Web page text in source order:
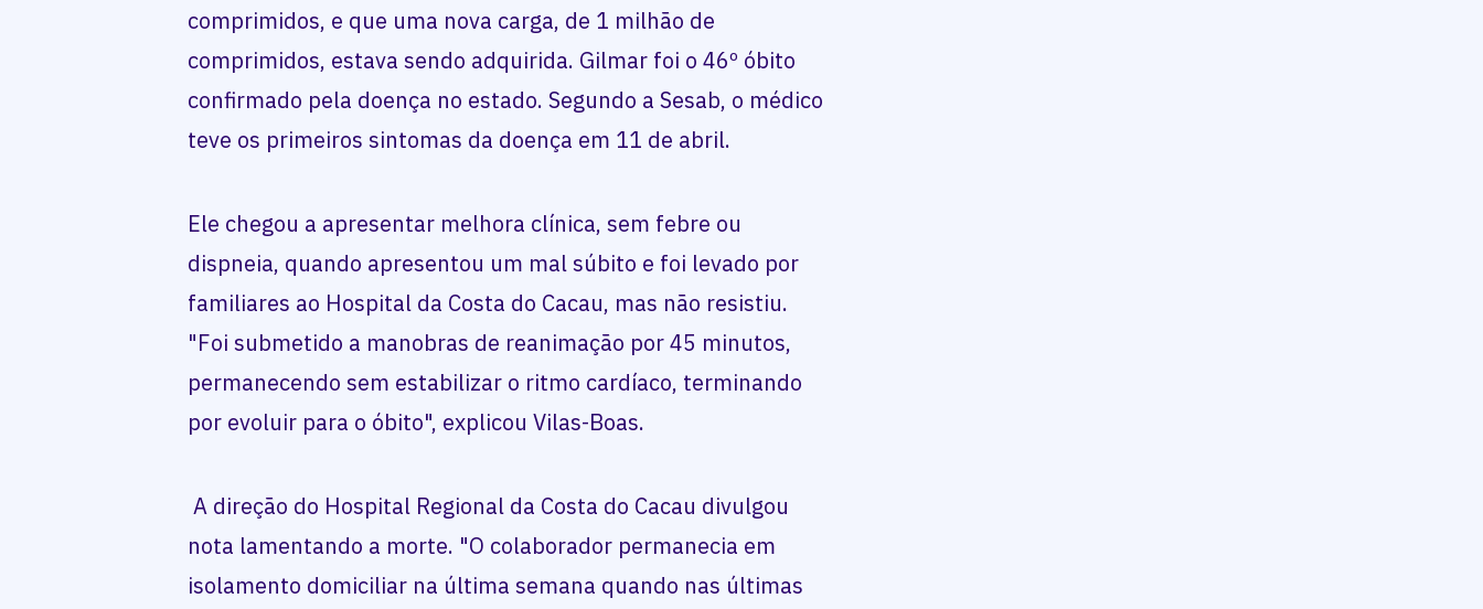
comprimidos, e que uma nova carga, de 1 milhão de
comprimidos, estava sendo adquirida. Gilmar foi o 46º óbito
confirmado pela doença no estado. Segundo a Sesab, o médico
teve os primeiros sintomas da doença em 11 de abril.
Ele chegou a apresentar melhora clínica, sem febre ou
dispneia, quando apresentou um mal súbito e foi levado por
familiares ao Hospital da Costa do Cacau, mas não resistiu.
"Foi submetido a manobras de reanimação por 45 minutos,
permanecendo sem estabilizar o ritmo cardíaco, terminando
por evoluir para o óbito", explicou Vilas-Boas.
A direção do Hospital Regional da Costa do Cacau divulgou
nota lamentando a morte. "O colaborador permanecia em
isolamento domiciliar na última semana quando nas últimas